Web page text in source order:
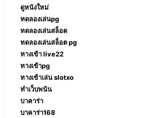
ดูหนังใหม่
ทดลองเล่นpg
ทดลองเล่นสล็อต
ทดลองเล่นสล็อต pg
ทางเข้า live22
ทางเข้าpg
ทางเข้าเล่น slotxo
ทำเว็บพนัน
บาคาร่า
บาคาร่า168